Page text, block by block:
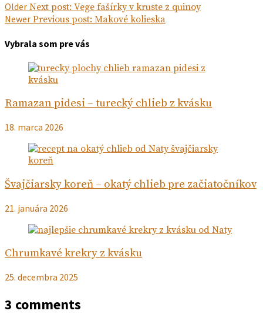
Older Next post: Vege fašírky v kruste z quinoy
Newer Previous post: Makové kolieska
Vybrala som pre vás
Ramazan pidesi – turecký chlieb z kvásku
18. marca 2026
Švajčiarsky koreň – okatý chlieb pre začiatočníkov
21. januára 2026
Chrumkavé krekry z kvásku
25. decembra 2025
3 comments